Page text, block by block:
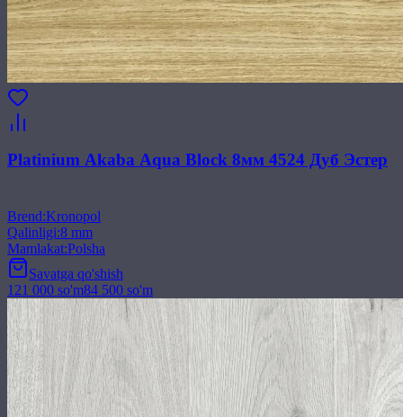
Platinium Akaba Aqua Block 8мм 4524 Дуб Эстер
Brend:Kronopol
Qalinligi:8 mm
Mamlakat:Polsha
Savatga qo'shish
121 000 so'm84 500 so'm